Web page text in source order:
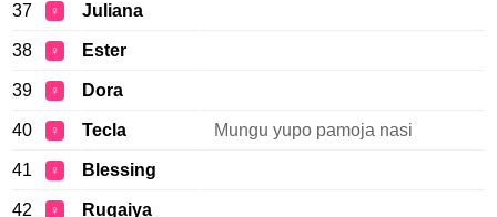
37 ♀ Juliana
38 ♀ Ester
39 ♀ Dora
40 ♀ Tecla Mungu yupo pamoja nasi
41 ♀ Blessing
42 ♀ Ruqaiya